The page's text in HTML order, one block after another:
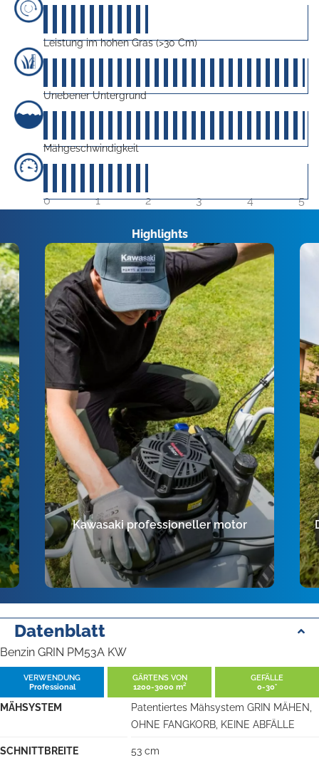
Leistung im hohen Gras (>30 Cm)
Unebener Untergrund
Mähgeschwindigkeit
0 1 2 3 4 5
Highlights
Kawasaki professioneller motor
Datenblatt
Benzin GRIN PM53A KW
VERWENDUNG
Professional
GÄRTENS VON
1200-3000 m²
GEFÄLLE
0-30°
MÄHSYSTEM
Patentiertes Mähsystem GRIN MÄHEN,
OHNE FANGKORB, KEINE ABFÄLLE
SCHNITTBREITE 53 cm